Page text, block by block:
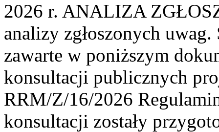
2026 r. ANALIZA
analizy zgłoszonych
zawarte w poniższym
konsultacji publicznych
RRM/Z/16/2026
konsultacji zostały